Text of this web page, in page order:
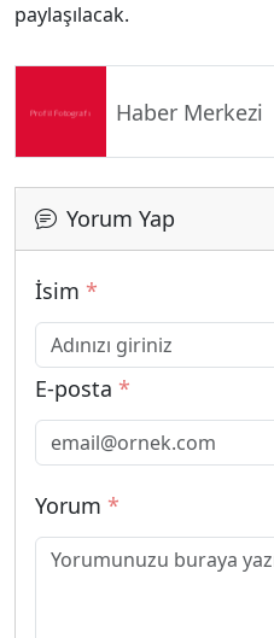
paylaşılacak.
Haber Merkezi
Yorum Yap
İsim *
E-posta *
Yorum *